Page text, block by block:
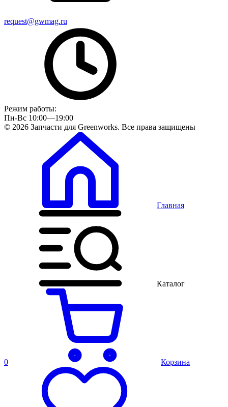
request@gwmag.ru
Режим работы:
Пн-Вс 10:00—19:00
© 2026 Запчасти для Greenworks. Все права защищены
Главная
Каталог
0 Корзина